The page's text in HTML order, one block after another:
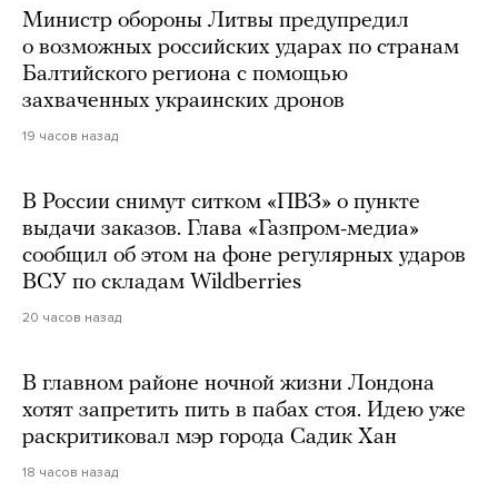
Министр обороны Литвы предупредил
о возможных российских ударах по странам
Балтийского региона с помощью
захваченных украинских дронов
19 часов назад
В России снимут ситком «ПВЗ» о пункте
выдачи заказов. Глава «Газпром-медиа»
сообщил об этом на фоне регулярных ударов
ВСУ по складам Wildberries
20 часов назад
В главном районе ночной жизни Лондона
хотят запретить пить в пабах стоя. Идею уже
раскритиковал мэр города Садик Хан
18 часов назад